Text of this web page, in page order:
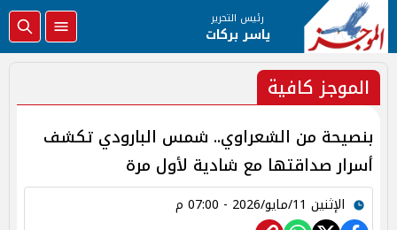
رئيس التحرير
ياسر بركات
الموجز كافية
بنصيحة من الشعراوي.. شمس البارودي تكشف
أسرار صداقتها مع شادية لأول مرة
الإثنين 11/مايو/2026 - 07:00 م